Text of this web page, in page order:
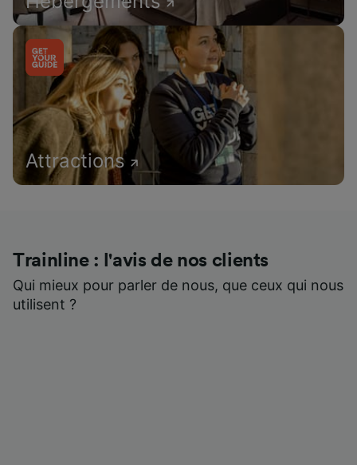
Attractions
Trainline : l'avis de nos clients
Qui mieux pour parler de nous, que ceux qui nous
utilisent ?